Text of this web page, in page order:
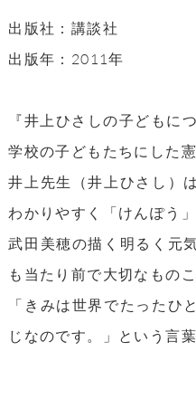
出版社：講談社
出版年：2011年
『井上ひさしの子ども
学校の子どもたちにした
井上先生（井上ひさし）
わかりやすく「けんぽう
武田美穂の描く明るく元
も当たり前で大切なもの
「きみは世界でたった
じなのです。」という言